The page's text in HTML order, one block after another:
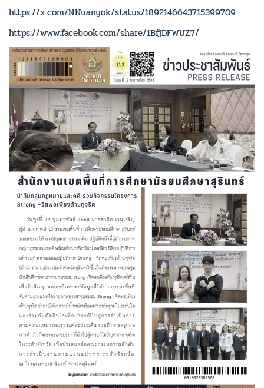
https://x.com/NNuanyok/status/1892146643715399709
https://www.facebook.com/share/1BfjDFWUZ7/